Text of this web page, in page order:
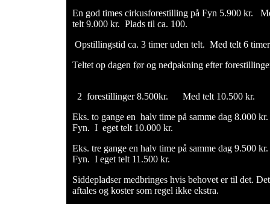
En god times cirkusforestilling på Fyn 5.900 kr.
telt 9.000 kr. Plads til ca. 100.
Opstillingstid ca. 3 timer uden telt. Med telt 6
Teltet op dagen før og nedpakning efter
2 forestillinger 8.500kr. Med telt 10.500 kr.
Eks. to gange en halv time på samme dag 8.000 kr.
Fyn. I eget telt 10.000 kr.
Eks. tre gange en halv time på samme dag 9.500 kr.
Fyn. I eget telt 11.500 kr.
Siddepladser medbringes hvis behovet er til det. Det
aftales og koster som regel ikke ekstra.